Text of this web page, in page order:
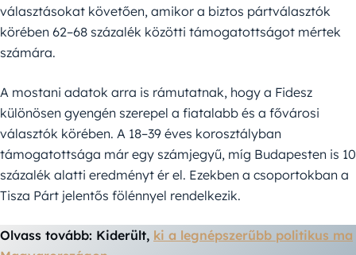
választásokat követően, amikor a biztos pártválasztók
körében 62–68 százalék közötti támogatottságot mértek
számára.
A mostani adatok arra is rámutatnak, hogy a Fidesz
különösen gyengén szerepel a fiatalabb és a fővárosi
választók körében. A 18–39 éves korosztályban
támogatottsága már egy számjegyű, míg Budapesten is 10
százalék alatti eredményt ér el. Ezekben a csoportokban a
Tisza Párt jelentős fölénnyel rendelkezik.
Olvass tovább: Kiderült, ki a legnépszerűbb politikus ma